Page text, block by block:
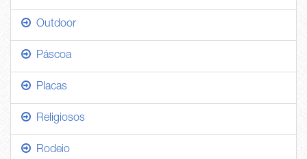
Outdoor
Páscoa
Placas
Religiosos
Rodeio